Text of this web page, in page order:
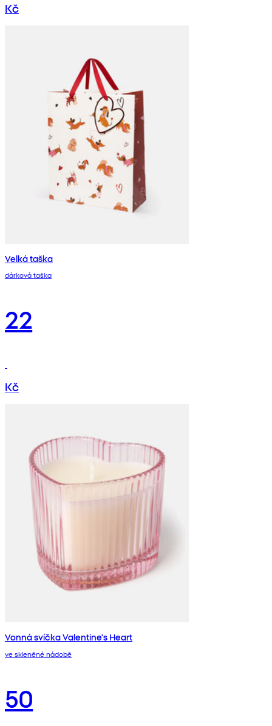
Kč
Velká taška
dárková taška
22
Kč
Vonná svíčka Valentine's Heart
ve skleněné nádobě
50